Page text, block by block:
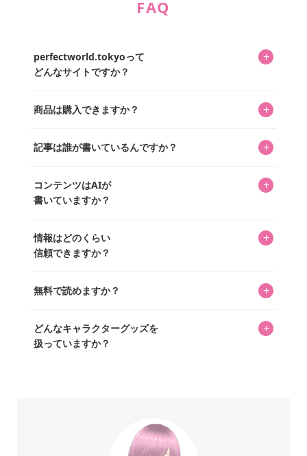
FAQ
perfectworld.tokyoって
どんなサイトですか？
+
ってもらうニュースサイトです。運営はキャラグッズコレ
を中心に行われており、私たちは実際に40,000種のキャラグ
商品は購入できますか？ +
「perfectworld.shop」で、ほとんど全てのアイテムを購
があり、そこからジャンプできます。
記事は誰が書いているんですか？ +
ています。記事内の99%を超えるほぼすべての写真も、1枚
ずつ心を込めて自分たちで撮影したものです。さらに、10
ッズを収集し、月に1,000点の新商品を選定・購入する編集
長KOSが全記事を監修しています。
コンテンツはAIが
書いていますか？
+
書いています。AIは使用していません。編集長KOSが最終確
認を行い、手動で更新しています。
情報はどのくらい
信頼できますか？
+
いをお届けすることは保証します。なお、記事内に価格は
め、正確な情報をお伝えできないからです。
無料で読めますか？ +
どんなキャラクターグッズを
扱っていますか？
+
ーをいち早く皆さんにお届けすることも、私たちの使命の